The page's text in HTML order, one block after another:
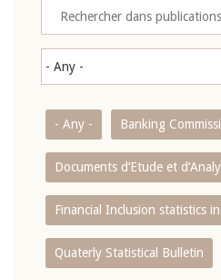
- Any - Banking
Documents d’Etude et
Financial Inclusion statistics
Quaterly Statistical Bulletin